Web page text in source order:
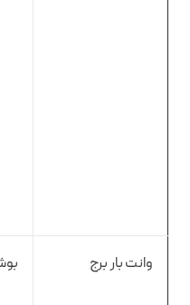
وانت بار برج